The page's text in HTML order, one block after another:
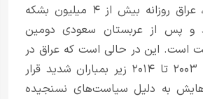
می‌کند. برای مثال، عراق روزانه بیش از ۴ میلیون بشکه
و پس از عربستان سعودی دومین
است. این در حالی است که عراق در
جنگ‌های سال‌های ۲۰۰۳ تا ۲۰۱۴ زیر بمباران شدید قرار
به دلیل سیاست‌های نسنجیده